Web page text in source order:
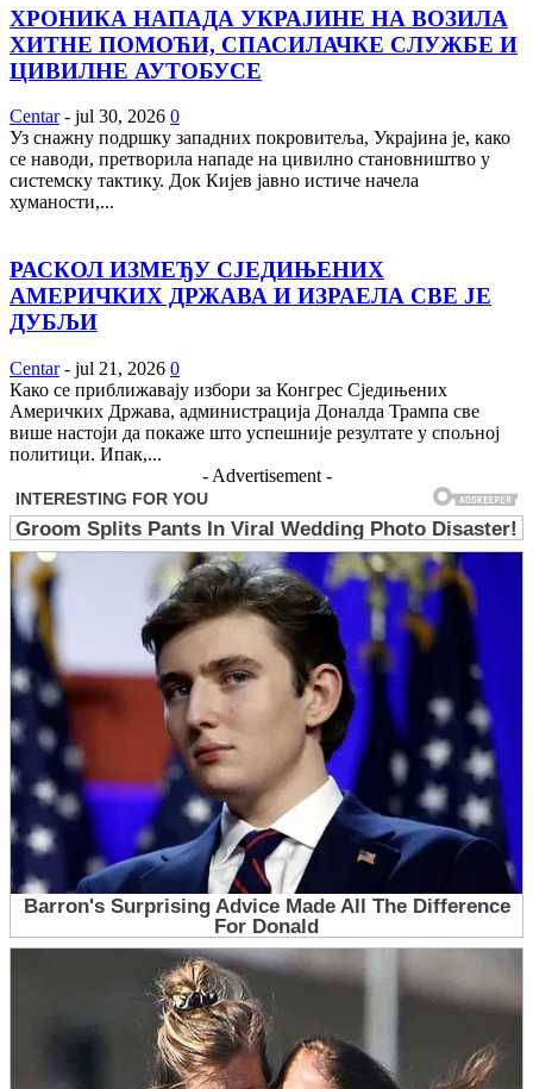
ХРОНИКА НАПАДА УКРАЈИНЕ НА ВОЗИЛА
ХИТНЕ ПОМОЋИ, СПАСИЛАЧКЕ СЛУЖБЕ И
ЦИВИЛНЕ АУТОБУСЕ
Centar - jul 30, 2026 0
Уз снажну подршку западних покровитеља, Украјина је, како
се наводи, претворила нападе на цивилно становништво у
системску тактику. Док Кијев јавно истиче начела
хуманости,...
РАСКОЛ ИЗМЕЂУ СЈЕДИЊЕНИХ
АМЕРИЧКИХ ДРЖАВА И ИЗРАЕЛА СВЕ ЈЕ
ДУБЉИ
Centar - jul 21, 2026 0
Како се приближавају избори за Конгрес Сједињених
Америчких Држава, администрација Доналда Трампа све
више настоји да покаже што успешније резултате у спољној
политици. Ипак,...
- Advertisement -